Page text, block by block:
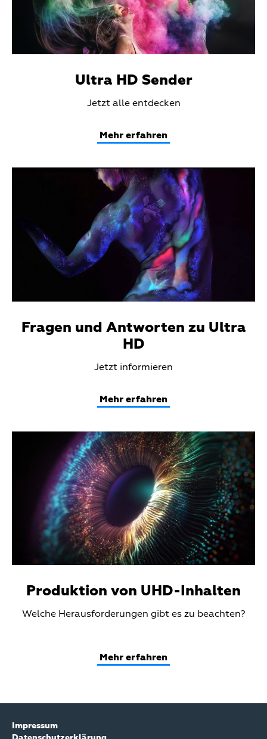
Ultra HD Sender
Jetzt alle entdecken
Mehr erfahren
Fragen und Antworten zu Ultra
HD
Jetzt informieren
Mehr erfahren
Produktion von UHD-Inhalten
Teaser
Welche Herausforderungen gibt es zu beachten?
Mehr erfahren
Impressum